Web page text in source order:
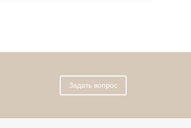
Задать вопрос